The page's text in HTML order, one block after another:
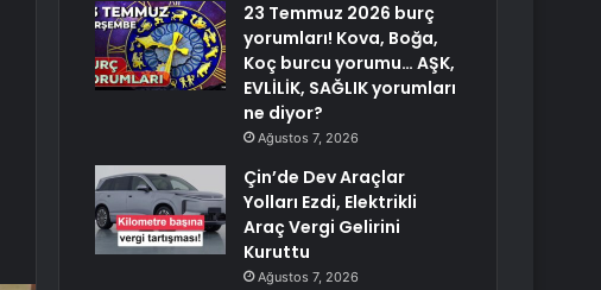
23 Temmuz 2026 burç
yorumları! Kova, Boğa,
Koç burcu yorumu… AŞK,
EVLİLİK, SAĞLIK yorumları
ne diyor?
Ağustos 7, 2026
Çin’de Dev Araçlar
Yolları Ezdi, Elektrikli
Araç Vergi Gelirini
Kuruttu
Ağustos 7, 2026